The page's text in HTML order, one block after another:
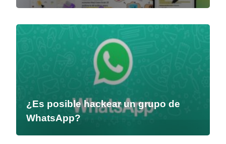
¿Es posible hackear un grupo de
WhatsApp?